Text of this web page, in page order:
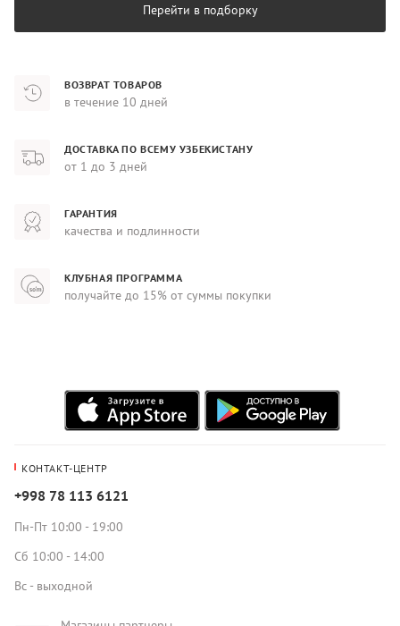
Перейти в подборку
ВОЗВРАТ ТОВАРОВ
в течение 10 дней
ДОСТАВКА ПО ВСЕМУ УЗБЕКИСТАНУ
от 1 до 3 дней
ГАРАНТИЯ
качества и подлинности
КЛУБНАЯ ПРОГРАММА
получайте до 15% от суммы покупки
КОНТАКТ-ЦЕНТР
+998 78 113 6121
Пн-Пт 10:00 - 19:00
Сб 10:00 - 14:00
Вс - выходной